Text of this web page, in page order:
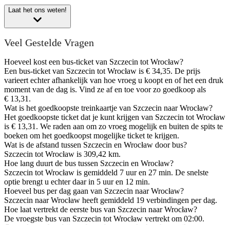
Laat het ons weten!
Veel Gestelde Vragen
Hoeveel kost een bus-ticket van Szczecin tot Wrocław?
Een bus-ticket van Szczecin tot Wrocław is € 34,35. De prijs
varieert echter afhankelijk van hoe vroeg u koopt en of het een druk
moment van de dag is. Vind ze af en toe voor zo goedkoop als
€ 13,31.
Wat is het goedkoopste treinkaartje van Szczecin naar Wrocław?
Het goedkoopste ticket dat je kunt krijgen van Szczecin tot Wrocław
is € 13,31. We raden aan om zo vroeg mogelijk en buiten de spits te
boeken om het goedkoopst mogelijke ticket te krijgen.
Wat is de afstand tussen Szczecin en Wrocław door bus?
Szczecin tot Wrocław is 309,42 km.
Hoe lang duurt de bus tussen Szczecin en Wrocław?
Szczecin tot Wrocław is gemiddeld 7 uur en 27 min. De snelste
optie brengt u echter daar in 5 uur en 12 min.
Hoeveel bus per dag gaan van Szczecin naar Wrocław?
Szczecin naar Wrocław heeft gemiddeld 19 verbindingen per dag.
Hoe laat vertrekt de eerste bus van Szczecin naar Wrocław?
De vroegste bus van Szczecin tot Wrocław vertrekt om 02:00.